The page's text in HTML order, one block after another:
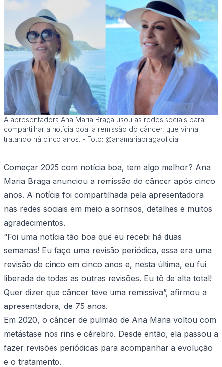
A apresentadora Ana Maria Braga usou as redes sociais para
compartilhar a notícia boa: a remissão do câncer, que vinha
tratando há cinco anos. - Foto: @anamariabragaoficial
Começar 2025 com notícia boa, tem algo melhor? Ana
Maria Braga anunciou a remissão do câncer após cinco
anos. A notícia foi compartilhada pela apresentadora
nas redes sociais em meio a sorrisos, detalhes e muitos
agradecimentos.
“Foi uma notícia tão boa que eu recebi há duas
semanas! Eu faço uma revisão periódica, essa era uma
revisão de cinco em cinco anos e, nesta última, eu fui
liberada de todas as outras revisões. Eu tô de alta total!
Quer dizer que câncer teve uma remissiva”, afirmou a
apresentadora, de 75 anos.
Em 2020, o câncer de pulmão de Ana Maria voltou com
metástase nos rins e cérebro. Desde então, ela passou a
fazer revisões periódicas para acompanhar a evolução
e o tratamento.